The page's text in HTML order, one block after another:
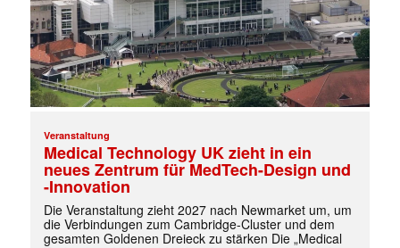
Veranstaltung
Medical Technology UK zieht in ein
neues Zentrum für MedTech-Design und
-Innovation
Die Veranstaltung zieht 2027 nach Newmarket um, um
die Verbindungen zum Cambridge-Cluster und dem
gesamten Goldenen Dreieck zu stärken Die „Medical